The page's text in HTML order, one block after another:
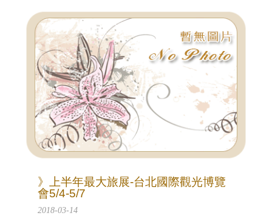
》上半年最大旅展-台北國際觀光博覽
會5/4-5/7
2018-03-14